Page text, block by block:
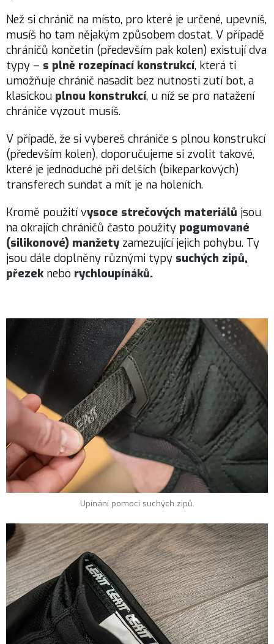
Než si chránič na místo, pro které je určené, upevníš,
musíš ho tam nějakým způsobem dostat. V případě
chráničů končetin (především pak kolen) existují dva
typy – s plně rozepínací konstrukcí, která ti
umožňuje chránič nasadit bez nutnosti zutí bot, a
klasickou plnou konstrukcí, u níž se pro natažení
chrániče vyzout musíš.
V případě, že si vybereš chrániče s plnou konstrukcí
(především kolen), doporučujeme si zvolit takové,
které je jednoduché při delších (bikeparkových)
transferech sundat a mít je na holeních.
Kromě použití vysoce strečových materiálů jsou
na okrajích chráničů často použity pogumované
(silikonové) manžetyzamezující jejich pohybu. Ty
jsou dále doplněny různými typy suchých zipů,
přezeknebo rychloupínáků.
Upínání pomocí suchých zipů.